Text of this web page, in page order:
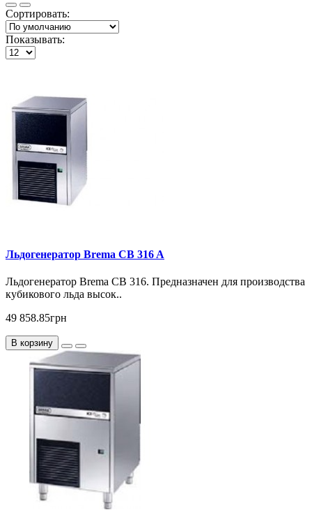
Сортировать:
Показывать:
Льдогенератор Brema CB 316 A
Льдогенератор Brema CB 316. Предназначен для производства
кубикового льда высок..
49 858.85грн
В корзину